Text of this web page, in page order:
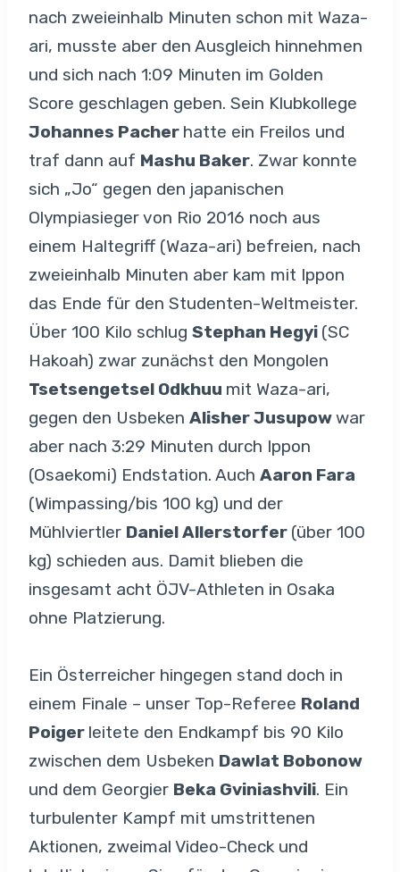
nach zweieinhalb Minuten schon mit Waza-
ari, musste aber den Ausgleich hinnehmen
und sich nach 1:09 Minuten im Golden
Score geschlagen geben. Sein Klubkollege
Johannes Pacher hatte ein Freilos und
traf dann auf Mashu Baker. Zwar konnte
sich „Jo“ gegen den japanischen
Olympiasieger von Rio 2016 noch aus
einem Haltegriff (Waza-ari) befreien, nach
zweieinhalb Minuten aber kam mit Ippon
das Ende für den Studenten-Weltmeister.
Über 100 Kilo schlug Stephan Hegyi (SC
Hakoah) zwar zunächst den Mongolen
Tsetsengetsel Odkhuu mit Waza-ari,
gegen den Usbeken Alisher Jusupowwar
aber nach 3:29 Minuten durch Ippon
(Osaekomi) Endstation. Auch Aaron Fara
(Wimpassing/bis 100 kg) und der
Mühlviertler Daniel Allerstorfer (über 100
kg) schieden aus. Damit blieben die
insgesamt acht ÖJV-Athleten in Osaka
ohne Platzierung.
Ein Österreicher hingegen stand doch in
einem Finale – unser Top-Referee Roland
Poiger leitete den Endkampf bis 90 Kilo
zwischen dem Usbeken Dawlat Bobonow
und dem Georgier Beka Gviniashvili. Ein
turbulenter Kampf mit umstrittenen
Aktionen, zweimal Video-Check und